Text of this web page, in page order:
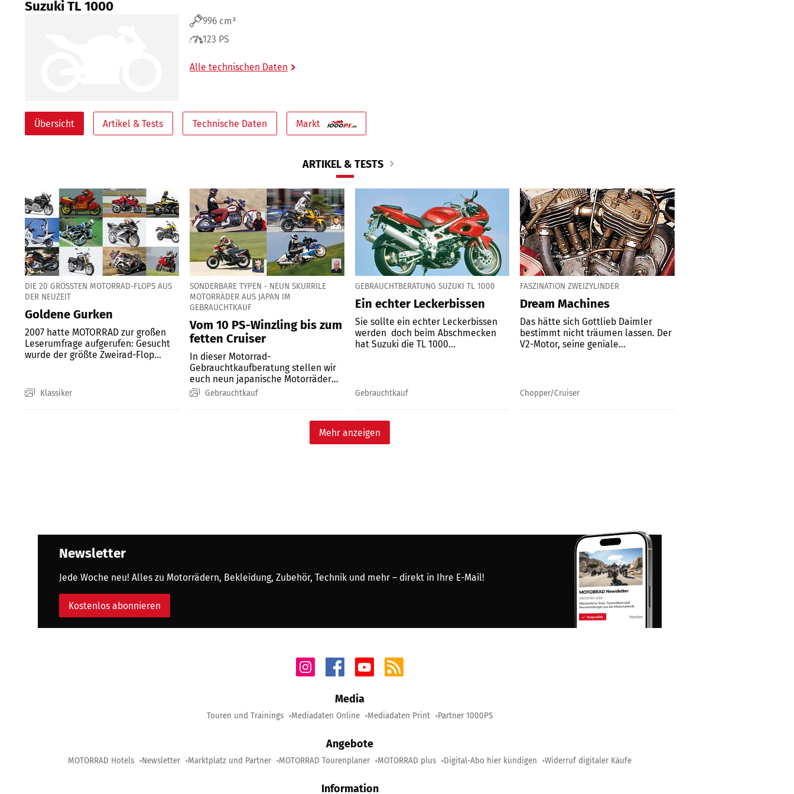
Suzuki TL 1000
996 cm³
123 PS
Alle technischen Daten
Übersicht Artikel & Tests Technische Daten Markt
ARTIKEL & TESTS
DIE 20 GRÖSSTEN MOTORRAD-FLOPS AUS D
ER NEUZEIT
Goldene Gurken
2007 hatte MOTORRAD zur großen
Leserumfrage aufgerufen: Gesucht
wurde der größte Zweirad-Flop...
Klassiker
SONDERBARE TYPEN - NEUN SKURRILE
MOTORRÄDER AUS JAPAN IM
GEBRAUCHTKAUF
Vom 10 PS-Winzling bis zum
fetten Cruiser
In dieser Motorrad-
Gebrauchtkaufberatung stellen wir
euch neun japanische Motorräder
vor, die...
Gebrauchtkauf
GEBRAUCHTBERATUNG SUZUKI TL 1000
Ein echter Leckerbissen
Sie sollte ein echter Leckerbissen
werden  doch beim Abschmecken
hat Suzuki die TL 1000...
Gebrauchtkauf
FASZINATION ZWEIZYLINDER
Dream Machines
Das hätte sich Gottlieb Daimler
bestimmt nicht träumen lassen. Der
V2-Motor, seine geniale...
Chopper/Cruiser
Mehr anzeigen
Newsletter
Jede Woche neu! Alles zu Motorrädern, Bekleidung, Zubehör, Technik und mehr – direkt in Ihre E-Mail!
Kostenlos abonnieren
Media
Touren und Trainings Mediadaten Online Mediadaten Print Partner 1000PS
Angebote
MOTORRAD Hotels Newsletter Marktplatz und Partner MOTORRAD Tourenplaner MOTORRAD plus Digital-Abo hier kündigen Widerruf digitaler Käufe
Information